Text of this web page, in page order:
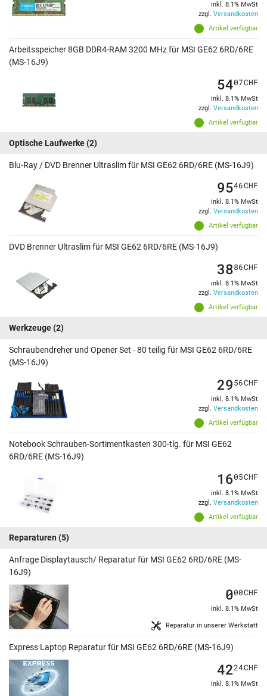
Artikel verfügbar
inkl. 8.1% MwSt
zzgl. Versandkosten
Arbeitsspeicher 8GB DDR4-RAM 3200 MHz für MSI GE62 6RD/6RE
(MS-16J9)
Artikel verfügbar
5407CHF
inkl. 8.1% MwSt
zzgl. Versandkosten
Optische Laufwerke(2)
Blu-Ray / DVD Brenner Ultraslim für MSI GE62 6RD/6RE (MS-16J9)
Artikel verfügbar
9546CHF
inkl. 8.1% MwSt
zzgl. Versandkosten
DVD Brenner Ultraslim für MSI GE62 6RD/6RE (MS-16J9)
Artikel verfügbar
3886CHF
inkl. 8.1% MwSt
zzgl. Versandkosten
Werkzeuge(2)
Schraubendreher und Opener Set - 80 teilig für MSI GE62 6RD/6RE
(MS-16J9)
Artikel verfügbar
2956CHF
inkl. 8.1% MwSt
zzgl. Versandkosten
Notebook Schrauben-Sortimentkasten 300-tlg. für MSI GE62
6RD/6RE (MS-16J9)
Artikel verfügbar
1605CHF
inkl. 8.1% MwSt
zzgl. Versandkosten
Reparaturen (5)
Anfrage Displaytausch/ Reparatur für MSI GE62 6RD/6RE (MS-
16J9)
Reparatur in unserer Werkstatt
000CHF
inkl. 8.1% MwSt
Express Laptop Reparatur für MSI GE62 6RD/6RE (MS-16J9)
4224CHF
inkl. 8.1% MwSt